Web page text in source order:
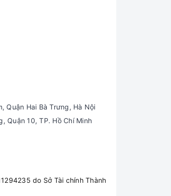
Quận Hai Bà Trưng, Hà Nội
Quận 10, TP. Hồ Chí Minh
do Sở Tài chính Thành